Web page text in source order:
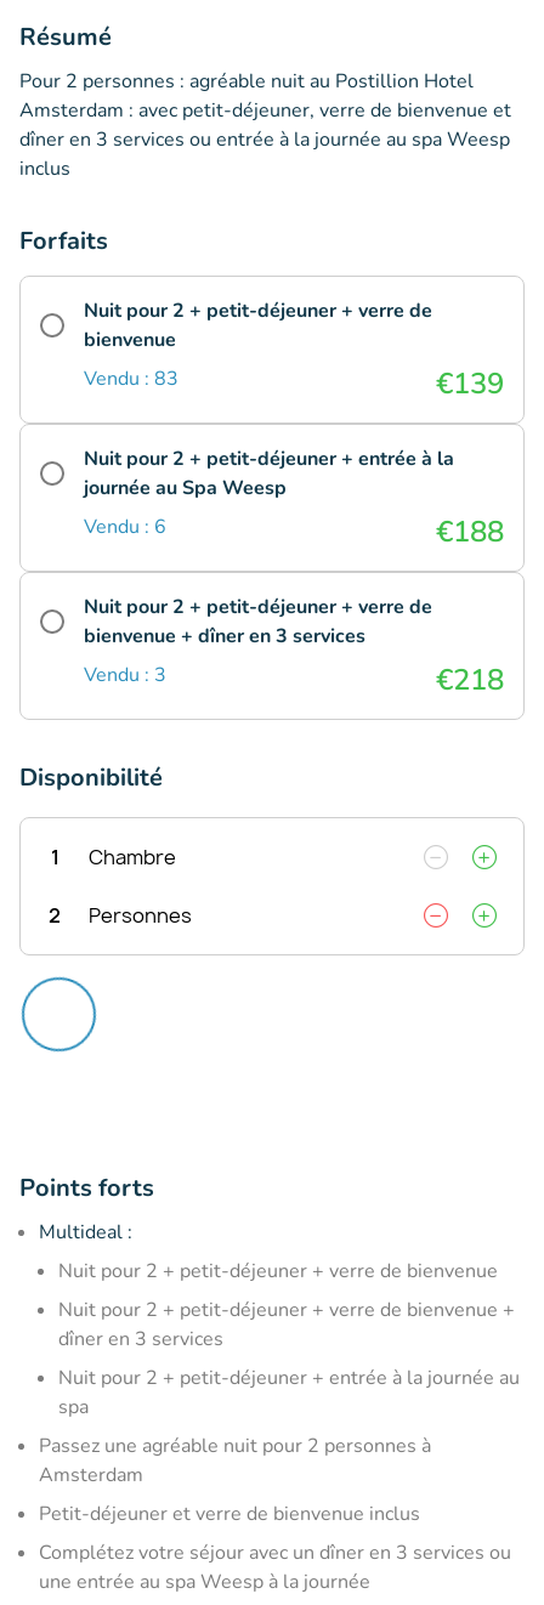
Résumé
Pour 2 personnes : agréable nuit au Postillion Hotel
Amsterdam : avec petit-déjeuner, verre de bienvenue et
dîner en 3 services ou entrée à la journée au spa Weesp
inclus
Forfaits
Nuit pour 2 + petit-déjeuner + verre de
bienvenue
Vendu : 83
€139
Nuit pour 2 + petit-déjeuner + entrée à la
journée au Spa Weesp
Vendu : 6
€188
Nuit pour 2 + petit-déjeuner + verre de
bienvenue + dîner en 3 services
Vendu : 3
€218
Disponibilité
1 Chambre
2 Personnes
Points forts
Multideal :
Nuit pour 2 + petit-déjeuner + verre de bienvenue
Nuit pour 2 + petit-déjeuner + verre de bienvenue +
dîner en 3 services
Nuit pour 2 + petit-déjeuner + entrée à la journée au
spa
Passez une agréable nuit pour 2 personnes à
Amsterdam
Petit-déjeuner et verre de bienvenue inclus
Complétez votre séjour avec un dîner en 3 services ou
une entrée au spa Weesp à la journée